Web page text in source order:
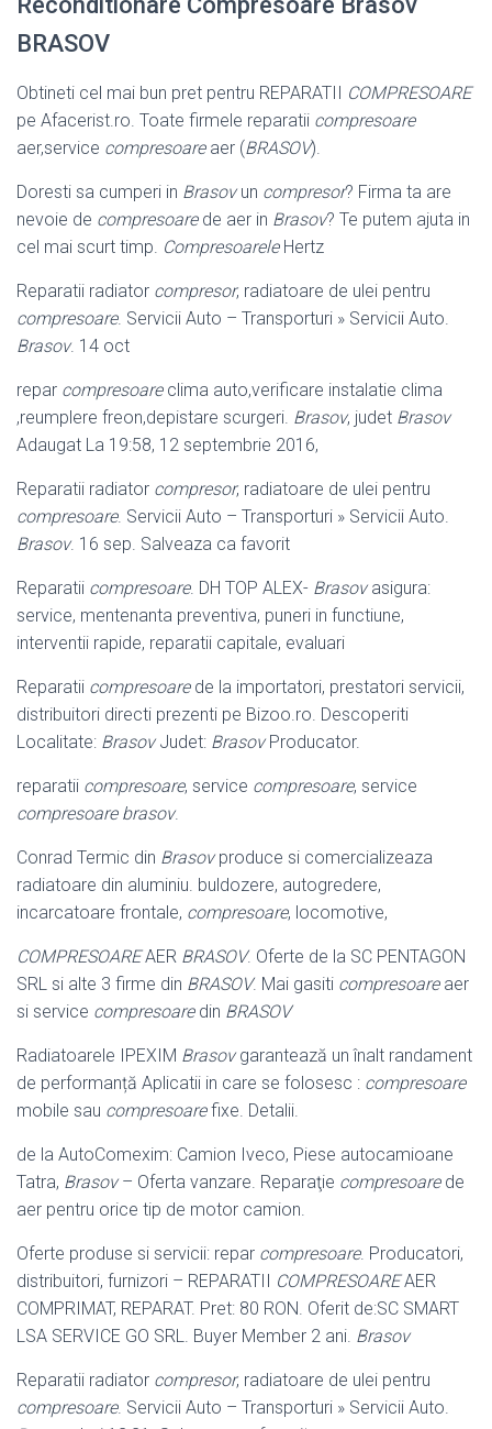
BRASOV
Obtineti cel mai bun pret pentru REPARATII COMPRESOARE
pe Afacerist.ro. Toate firmele reparatii compresoare
aer,service compresoareaer (BRASOV).
Doresti sa cumperi in Brasovun compresor? Firma ta are
nevoie de compresoarede aer in Brasov? Te putem ajuta in
cel mai scurt timp. CompresoareleHertz
Reparatii radiator compresor, radiatoare de ulei pentru
compresoare. Servicii Auto – Transporturi » Servicii Auto.
Brasov. 14 oct
repar compresoareclima auto,verificare instalatie clima
,reumplere freon,depistare scurgeri. Brasov, judet Brasov
Adaugat La 19:58, 12 septembrie 2016,
Reparatii radiator compresor, radiatoare de ulei pentru
compresoare. Servicii Auto – Transporturi » Servicii Auto.
Brasov. 16 sep. Salveaza ca favorit
Reparatii compresoare. DH TOP ALEX- Brasovasigura:
service, mentenanta preventiva, puneri in functiune,
interventii rapide, reparatii capitale, evaluari
Reparatii compresoarede la importatori, prestatori servicii,
distribuitori directi prezenti pe Bizoo.ro. Descoperiti
Localitate: BrasovJudet: BrasovProducator.
reparatii compresoare, service compresoare, service
compresoare brasov.
Conrad Termic din Brasovproduce si comercializeaza
radiatoare din aluminiu. buldozere, autogredere,
incarcatoare frontale, compresoare, locomotive,
COMPRESOAREAER BRASOV. Oferte de la SC PENTAGON
SRL si alte 3 firme din BRASOV. Mai gasiti compresoareaer
si service compresoaredin BRASOV
Radiatoarele IPEXIM Brasovgarantează un înalt randament
de performanță Aplicatii in care se folosesc : compresoare
mobile sau compresoarefixe. Detalii.
de la AutoComexim: Camion Iveco, Piese autocamioane
Tatra, Brasov– Oferta vanzare. Reparaţie compresoarede
aer pentru orice tip de motor camion.
Oferte produse si servicii: repar compresoare. Producatori,
distribuitori, furnizori – REPARATII COMPRESOAREAER
COMPRIMAT, REPARAT. Pret: 80 RON. Oferit de:SC SMART
LSA SERVICE GO SRL. Buyer Member 2 ani. Brasov
Reparatii radiator compresor, radiatoare de ulei pentru
compresoare. Servicii Auto – Transporturi » Servicii Auto.